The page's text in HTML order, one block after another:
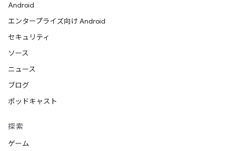
Android
エンタープライズ向け Android
セキュリティ
ソース
ニュース
ブログ
ポッドキャスト
探索
ゲーム